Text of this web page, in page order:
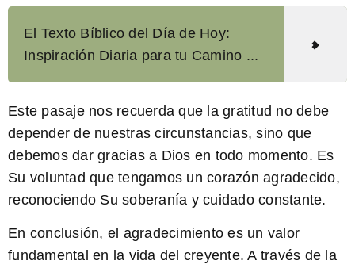
El Texto Bíblico del Día de Hoy:
Inspiración Diaria para tu Camino ...
Este pasaje nos recuerda que la gratitud no debe
depender de nuestras circunstancias, sino que
debemos dar gracias a Dios en todo momento. Es
Su voluntad que tengamos un corazón agradecido,
reconociendo Su soberanía y cuidado constante.
En conclusión, el agradecimiento es un valor
fundamental en la vida del creyente. A través de la